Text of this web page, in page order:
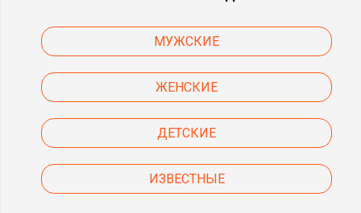
МУЖСКИЕ
ЖЕНСКИЕ
ДЕТСКИЕ
ИЗВЕСТНЫЕ